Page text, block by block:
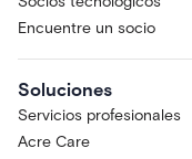
Encuentre un socio
Soluciones
Servicios profesionales
Acre Care